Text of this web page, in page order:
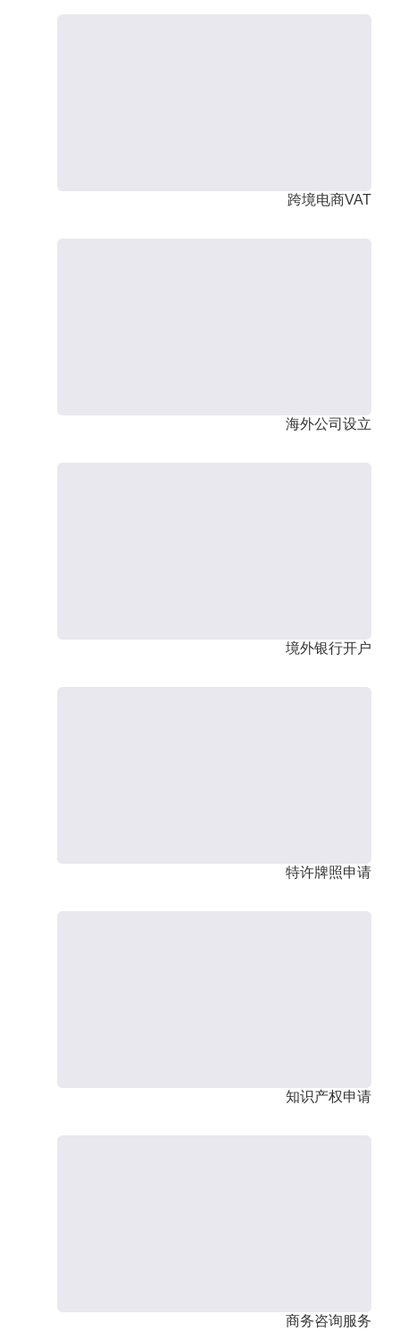
跨境电商VAT
海外公司设立
境外银行开户
特许牌照申请
知识产权申请
商务咨询服务